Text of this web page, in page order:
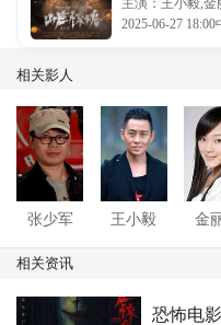
主演：王小毅,金
2025-06-27
相关影人
张少军 王小毅 金
相关资讯
恐怖电